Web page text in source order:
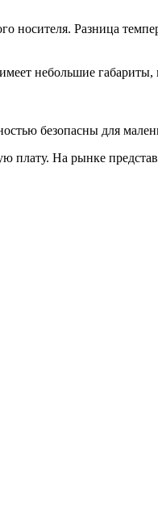
носителя. Разница
небольшие габариты,
безопасны для
плату. На рынке